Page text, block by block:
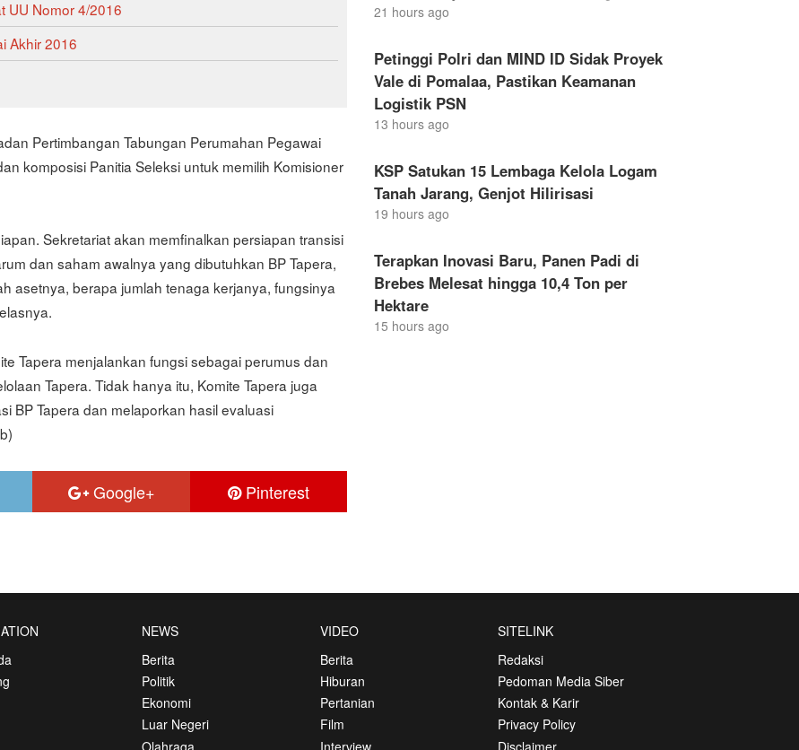
UU Nomor 4/2016
Akhir 2016
Pertimbangan Tabungan Perumahan Pegawai
komposisi Panitia Seleksi untuk memilih Komisioner
Sekretariat akan memfinalkan persiapan transisi
dan saham awalnya yang dibutuhkan BP Tapera,
asetnya, berapa jumlah tenaga kerjanya, fungsinya
Tapera menjalankan fungsi sebagai perumus dan
Tapera. Tidak hanya itu, Komite Tapera juga
BP Tapera dan melaporkan hasil evaluasi
Google+ Pinterest
21 hours ago
Petinggi Polri dan MIND ID Sidak Proyek
Vale di Pomalaa, Pastikan Keamanan
Logistik PSN
13 hours ago
KSP Satukan 15 Lembaga Kelola Logam
Tanah Jarang, Genjot Hilirisasi
19 hours ago
Terapkan Inovasi Baru, Panen Padi di
Brebes Melesat hingga 10,4 Ton per
Hektare
15 hours ago
NEWS
Berita
Politik
Ekonomi
Luar Negeri
Olahraga
VIDEO
Berita
Hiburan
Pertanian
Film
Interview
SITELINK
Redaksi
Pedoman Media Siber
Kontak & Karir
Privacy Policy
Disclaimer